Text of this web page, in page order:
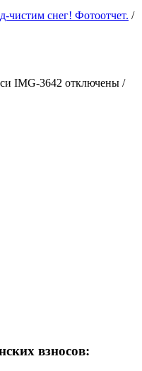
чистим снег! Фотоотчет. /
IMG-3642 отключены /
взносов: